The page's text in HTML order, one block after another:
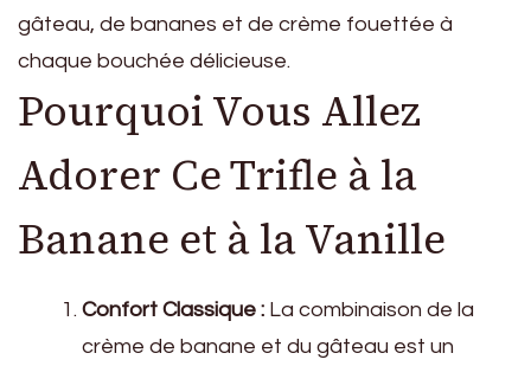
gâteau, de bananes et de crème fouettée à
chaque bouchée délicieuse.
Pourquoi Vous Allez
Adorer Ce Trifle à la
Banane et à la Vanille
Confort Classique : La combinaison de la
crème de banane et du gâteau est un